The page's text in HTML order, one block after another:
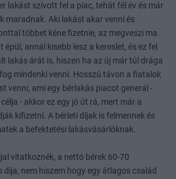
lakást szívott fel a piac, tehát fél év és már
maradnak. Aki lakást akar venni és
többet kéne fizetnie, az megveszi ma.
annál kisebb lesz a kereslet, és ez fel
lakás árát is, hiszen ha az új már túl drága
mindenki venni. Hosszú távon a fiatalok
venni, ami egy bérlakás piacot generál -
- akkor ez egy jó út rá, mert már a
kifizetni. A bérleti díjak is felmennek és
a befektetési lakásvásárlóknak.
vitatkoznék, a nettó bérek 60-70
díja, nem hiszem hogy egy átlagos család